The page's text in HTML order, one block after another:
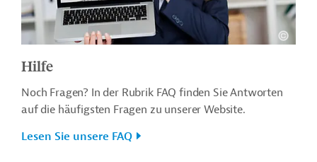
Hilfe
Noch Fragen? In der Rubrik FAQ finden Sie Antworten
auf die häufigsten Fragen zu unserer Website.
Lesen Sie unsere FAQ